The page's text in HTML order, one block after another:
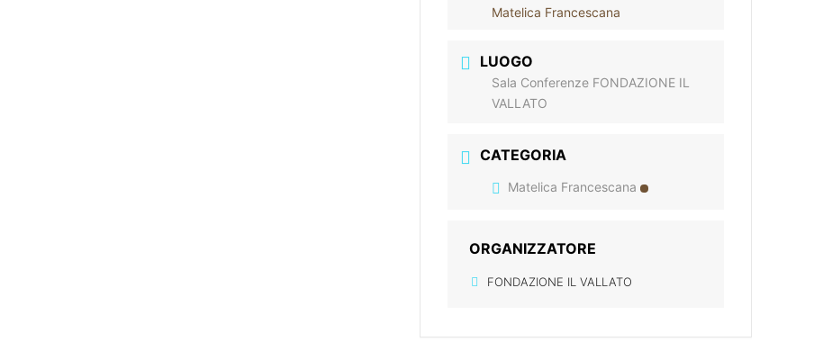
Matelica Francescana
LUOGO
Sala Conferenze FONDAZIONE IL
VALLATO
CATEGORIA
Matelica Francescana
ORGANIZZATORE
FONDAZIONE IL VALLATO